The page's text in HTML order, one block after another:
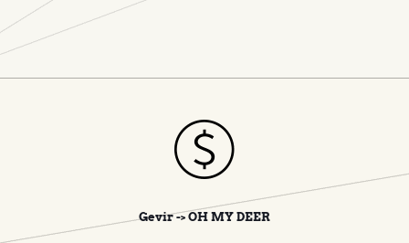
Gevir -> OH MY DEER